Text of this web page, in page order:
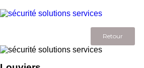
Retour